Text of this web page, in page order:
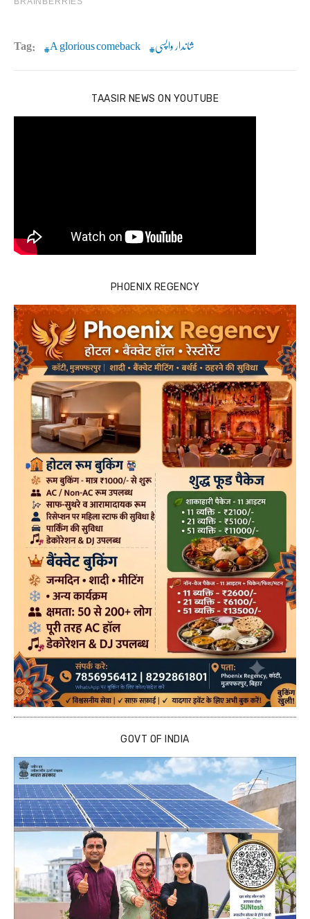
Tag: A glorious comeback شاندار واپسی
TAASIR NEWS ON YOUTUBE
PHOENIX REGENCY
GOVT OF INDIA